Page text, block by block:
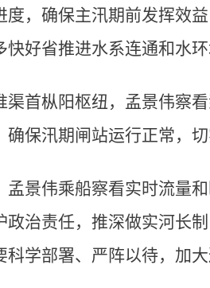
度，确保主汛期前发挥效
快好省推进水系连通和水
渠首枞阳枢纽，孟景伟察
确保汛期闸站运行正常，
孟景伟乘船察看实时流量
政治责任，推深做实河长
科学部署、严阵以待，加